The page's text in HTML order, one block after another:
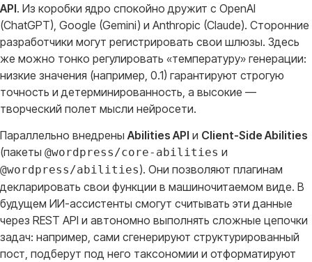
API. Из коробки ядро спокойно дружит с OpenAI
(ChatGPT), Google (Gemini) и Anthropic (Claude). Сторонние
разработчики могут регистрировать свои шлюзы. Здесь
же можно тонко регулировать «температуру» генерации:
низкие значения (например, 0.1) гарантируют строгую
точность и детерминированность, а высокие —
творческий полет мысли нейросети.
Параллельно внедреныAbilities API и Client-Side Abilities
(пакеты @wordpress/core-abilities и
@wordpress/abilities). Они позволяют плагинам
декларировать свои функции в машиночитаемом виде. В
будущем ИИ-ассистенты смогут считывать эти данные
через REST API и автономно выполнять сложные цепочки
задач: например, сами сгенерируют структурированный
пост, подберут под него таксономии и отформатируют